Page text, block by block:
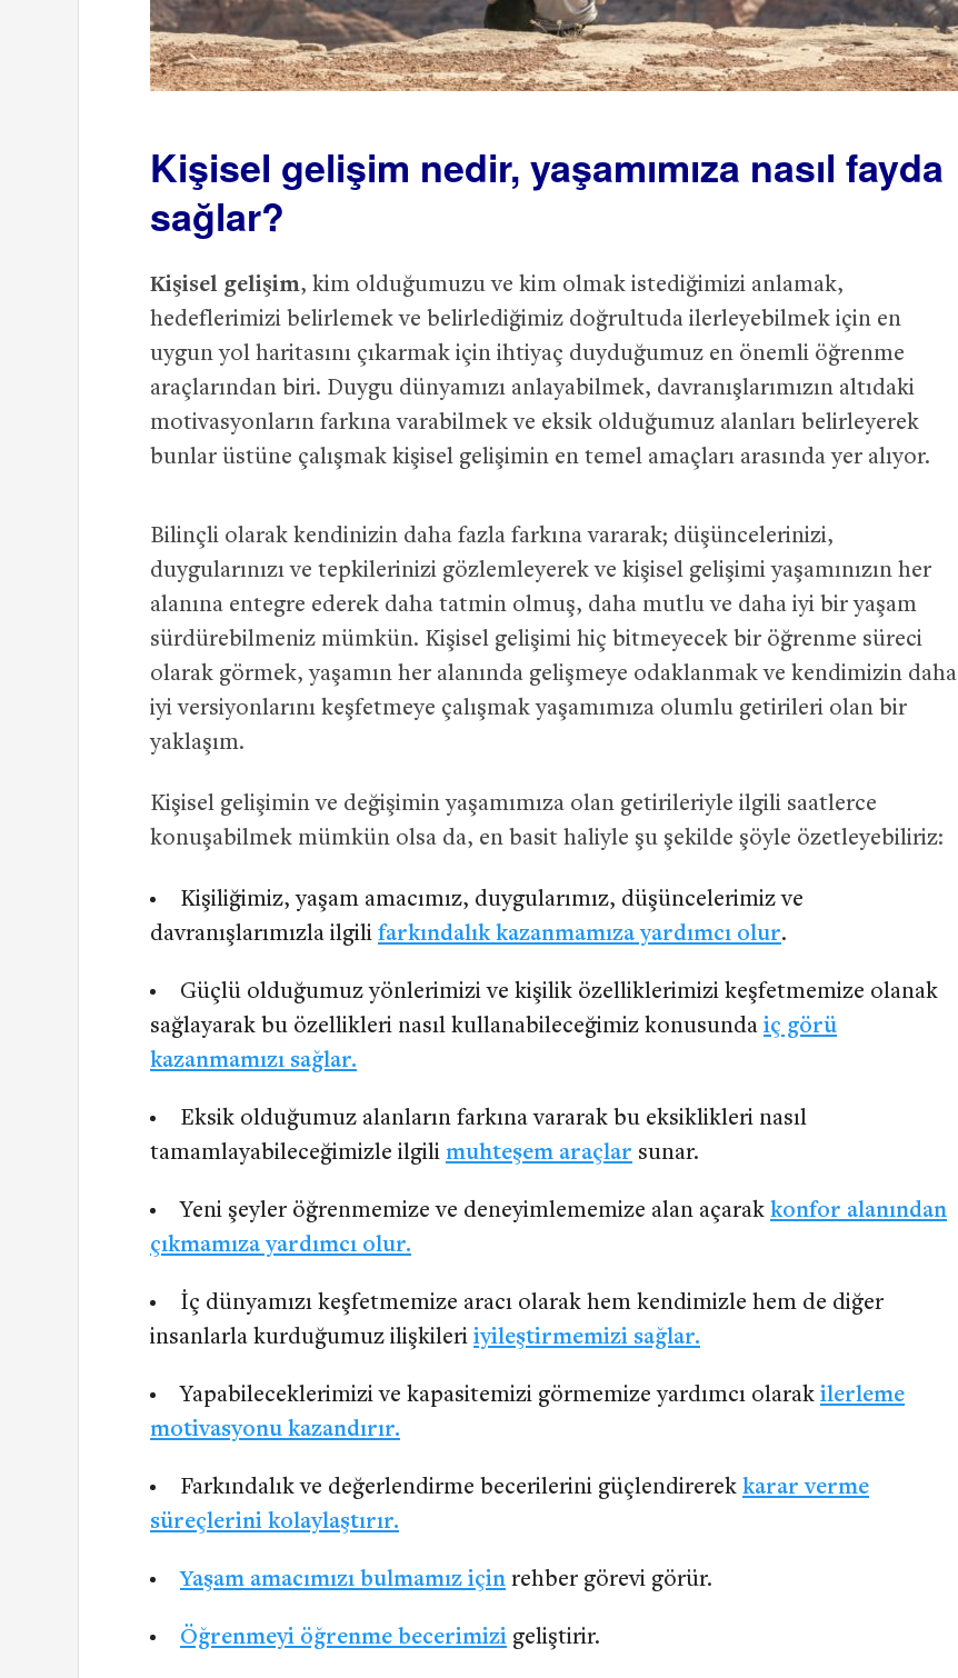
Kişisel gelişim nedir, yaşamımıza nasıl fayda
sağlar?
Kişisel gelişim, kim olduğumuzu ve kim olmak istediğimizi anlamak,
hedeflerimizi belirlemek ve belirlediğimiz doğrultuda ilerleyebilmek için en
uygun yol haritasını çıkarmak için ihtiyaç duyduğumuz en önemli öğrenme
araçlarından biri. Duygu dünyamızı anlayabilmek, davranışlarımızın altıdaki
motivasyonların farkına varabilmek ve eksik olduğumuz alanları belirleyerek
bunlar üstüne çalışmak kişisel gelişimin en temel amaçları arasında yer alıyor.
Bilinçli olarak kendinizin daha fazla farkına vararak; düşüncelerinizi,
duygularınızı ve tepkilerinizi gözlemleyerek ve kişisel gelişimi yaşamınızın her
alanına entegre ederek daha tatmin olmuş, daha mutlu ve daha iyi bir yaşam
sürdürebilmeniz mümkün. Kişisel gelişimi hiç bitmeyecek bir öğrenme süreci
olarak görmek, yaşamın her alanında gelişmeye odaklanmak ve kendimizin daha
iyi versiyonlarını keşfetmeye çalışmak yaşamımıza olumlu getirileri olan bir
yaklaşım.
Kişisel gelişimin ve değişimin yaşamımıza olan getirileriyle ilgili saatlerce
konuşabilmek mümkün olsa da, en basit haliyle şu şekilde şöyle özetleyebiliriz:
Kişiliğimiz, yaşam amacımız, duygularımız, düşüncelerimiz ve
davranışlarımızla ilgili farkındalık kazanmamıza yardımcı olur.
Güçlü olduğumuz yönlerimizi ve kişilik özelliklerimizi keşfetmemize olanak
sağlayarak bu özellikleri nasıl kullanabileceğimiz konusunda iç görü
kazanmamızı sağlar.
Eksik olduğumuz alanların farkına vararak bu eksiklikleri nasıl
tamamlayabileceğimizle ilgili muhteşem araçlar sunar.
Yeni şeyler öğrenmemize ve deneyimlememize alan açarak konfor alanından
çıkmamıza yardımcı olur.
İç dünyamızı keşfetmemize aracı olarak hem kendimizle hem de diğer
insanlarla kurduğumuz ilişkileri iyileştirmemizi sağlar.
Yapabileceklerimizi ve kapasitemizi görmemize yardımcı olarak ilerleme
motivasyonu kazandırır.
Farkındalık ve değerlendirme becerilerini güçlendirerek karar verme
süreçlerini kolaylaştırır.
Yaşam amacımızı bulmamız için rehber görevi görür.
Öğrenmeyi öğrenme becerimizi geliştirir.